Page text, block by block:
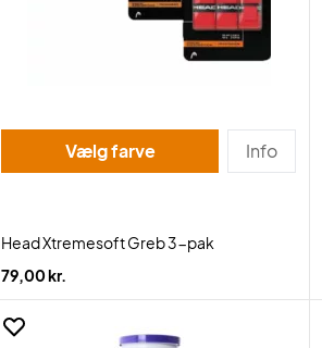
Vælg farve Info
Head Xtremesoft Greb 3-pak
79,00 kr.